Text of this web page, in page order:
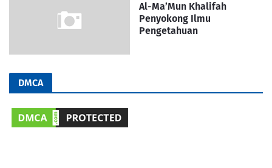
Al-Ma’Mun Khalifah
Penyokong Ilmu
Pengetahuan
DMCA